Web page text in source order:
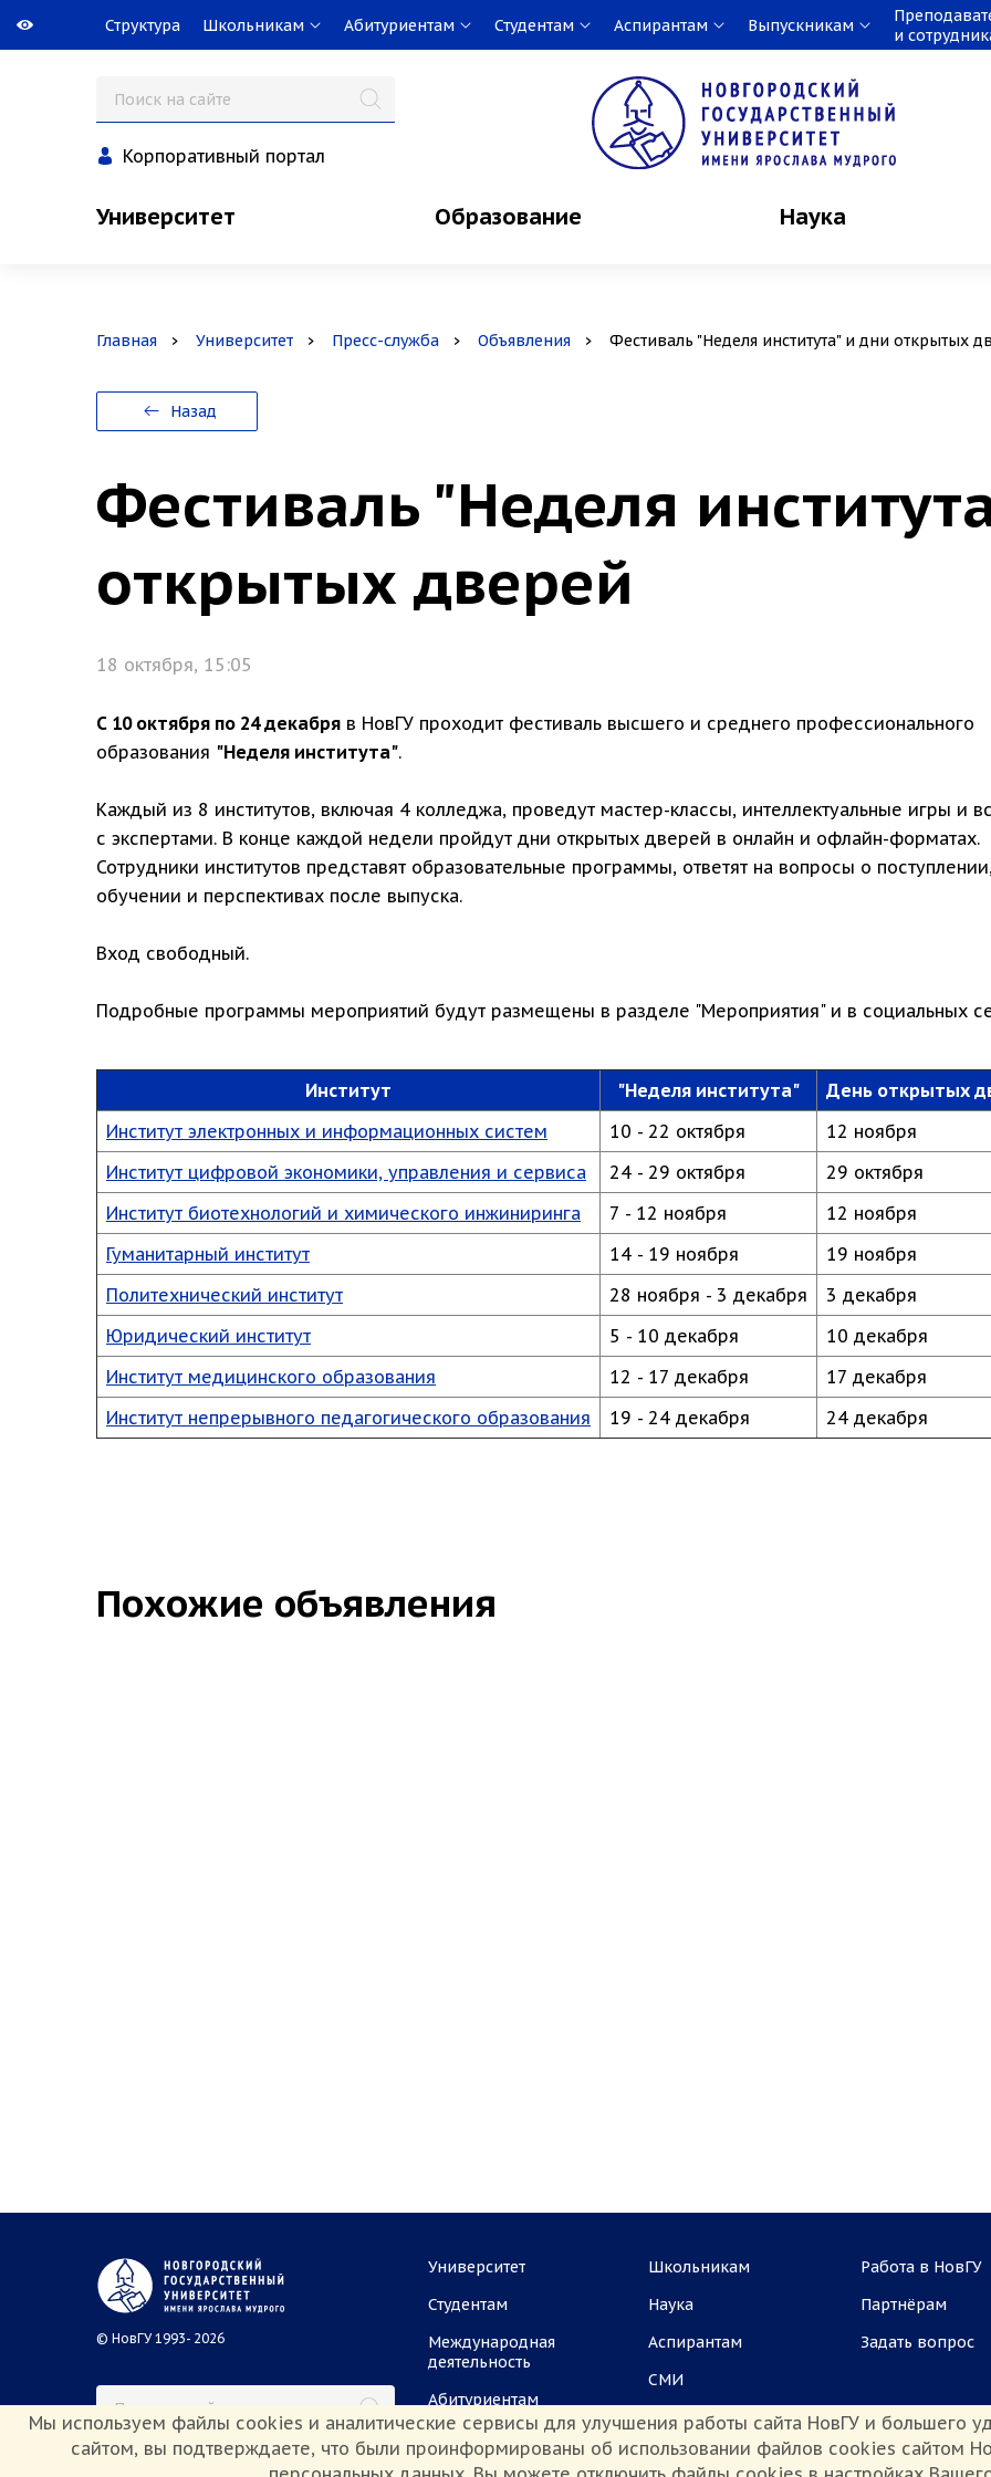
Структура Школьникам Абитуриентам Студентам Аспирантам Выпускникам
и
Корпоративный портал
Университет Образование Наука
Главная Университет Пресс-служба Объявления Фестиваль "Неделя института" и дни открытых
Назад
Фестиваль "Неделя
открытых дверей
18 октября, 15:05
С 10 октября по 24 декабря в НовГУ проходит фестиваль высшего и среднего профессионального
образования "Неделя института".
Каждый из 8 институтов, включая 4 колледжа, проведут мастер-классы, интеллектуальные игры и
с экспертами. В конце каждой недели пройдут дни открытых дверей в онлайн и офлайн-форматах.
Сотрудники институтов представят образовательные программы, ответят на вопросы о поступлении,
обучении и перспективах после выпуска.
Вход свободный.
Подробные программы мероприятий будут размещены в разделе "Мероприятия" и в социальных
Институт "Неделя института"
День открытых
Институт электронных и информационных систем
10 - 22 октября
12 ноября
Институт цифровой экономики, управления и сервиса
24 - 29 октября
29 октября
Институт биотехнологий и химического инжиниринга
7 - 12 ноября
12 ноября
Гуманитарный институт
14 - 19 ноября
19 ноября
Политехнический институт
28 ноября - 3 декабря
3 декабря
Юридический институт
5 - 10 декабря
10 декабря
Институт медицинского образования
12 - 17 декабря
17 декабря
Институт непрерывного педагогического образования
19 - 24 декабря 24 декабря
Похожие объявления
© НовГУ 1993- 2026
Университет
Студентам
Международная
деятельность
Абитуриентам
Школьникам
Наука
Аспирантам
СМИ
Работа в НовГУ
Партнёрам
Задать вопрос
Мы используем файлы cookies и аналитические сервисы для улучшения работы сайта НовГУ и большего
сайтом, вы подтверждаете, что были проинформированы об использовании файлов cookies сайтом